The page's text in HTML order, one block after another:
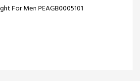
For Men PEAGB0005101